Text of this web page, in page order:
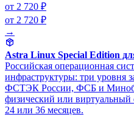
от 2 720 ₽
от 2 720 ₽
→
Astra Linux Special Edition
Российская операционная
инфраструктуры: три уровня
ФСТЭК России, ФСБ и
физический или виртуальный
24 или 36 месяцев.